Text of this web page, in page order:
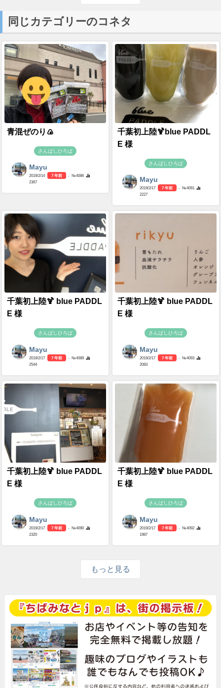
同じカテゴリーのコネタ
青混ぜのり🍙
さんばしひろば
Mayu
2019/2/14 7 年前
- №4086
2367
千葉初上陸🍹blue PADDL
E 様
さんばしひろば
Mayu
2019/2/17 7 年前
- №4091
2227
千葉初上陸🍹 blue PADDL
E 様
さんばしひろば
Mayu
2019/2/17 7 年前
- №4089
2544
千葉初上陸🍹 blue PADDL
E 様
さんばしひろば
Mayu
2019/2/17 7 年前
- №4093
2083
千葉初上陸🍹 blue PADDL
E 様
さんばしひろば
Mayu
2019/2/17 7 年前
- №4090
2320
千葉初上陸🍹 blue PADDL
E 様
さんばしひろば
Mayu
2019/2/17 7 年前
- №4092
1987
もっと見る